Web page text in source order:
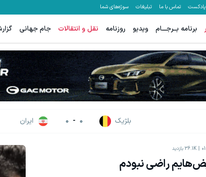
پادکست تماس با ما تبلیغات سوژه‌های شما
برنامه بــرجـــام ویدیو روزنامه نقل و انتقالات جام جهانی
بلژیک 0
-
0 ایران
36.1K بازدید
راضی نبودم
گوگل سود کسب کنی؟
۵۰ درصد کش بک در حساب معاملاتی ecn بروکر اینوسلو